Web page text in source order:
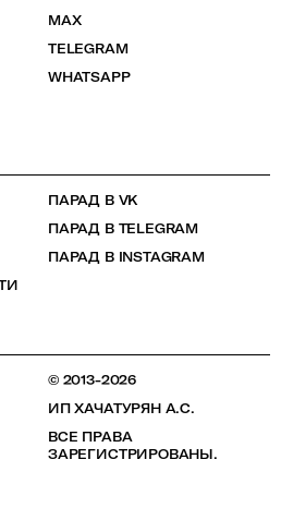
MAX
TELEGRAM
WHATSAPP
ПАРАД В VK
ПАРАД В TELEGRAM
ПАРАД В INSTAGRAM
© 2013-2026
ИП ХАЧАТУРЯН А.С.
ВСЕ ПРАВА
ЗАРЕГИСТРИРОВАНЫ.